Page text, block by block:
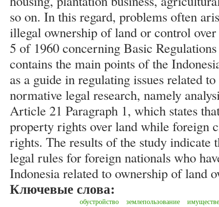
so on. In this regard, problems often
illegal ownership of land or control
5 of 1960 concerning Basic
contains the main points of the
as a guide in regulating issues related
normative legal research, namely
Article 21 Paragraph 1, which states
property rights over land while foreign
rights. The results of the study indicate
legal rules for foreign nationals who
Indonesia related to ownership of land
Ключевые слова:
обустройство землепользование